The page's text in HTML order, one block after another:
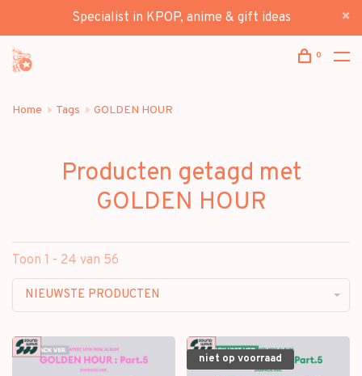
Specialist in KPOP, anime & gift ideas
0
Home Tags GOLDEN HOUR
Producten getagd met
GOLDEN HOUR
Toon 1 - 24 van 56
NIEUWSTE PRODUCTEN
niet op voorraad